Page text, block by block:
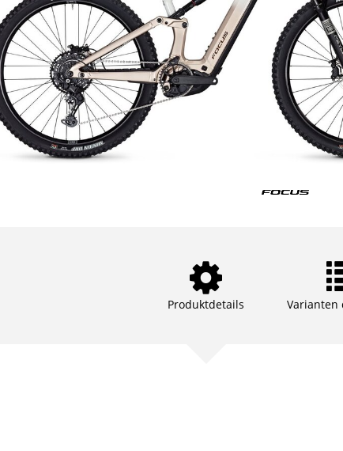
Produktdetails Varianten